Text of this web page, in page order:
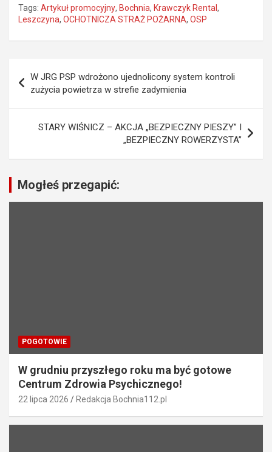
Tags: Artykuł promocyjny, Bochnia, Krawczyk Rental ,
Leszczyna, OCHOTNICZA STRAŻ POŻARNA, OSP
w
a
j
W JRG PSP wdrożono ujednolicony system kontroli
zużycia powietrza w strefie zadymienia
STARY WIŚNICZ – AKCJA „BEZPIECZNY PIESZY” I
„BEZPIECZNY ROWERZYSTA”
Mogłeś przegapić:
POGOTOWIE
W grudniu przyszłego roku ma być gotowe
Centrum Zdrowia Psychicznego!
22 lipca 2026 Redakcja Bochnia112.pl